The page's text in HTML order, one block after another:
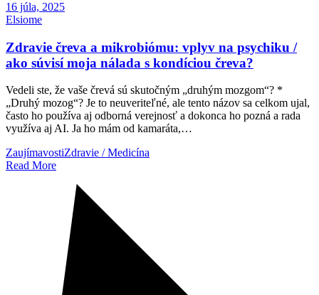
16 júla, 2025
Elsiome
Zdravie čreva a mikrobiómu: vplyv na psychiku /
ako súvisí moja nálada s kondíciou čreva?
Vedeli ste, že vaše črevá sú skutočným „druhým mozgom“? *
„Druhý mozog“? Je to neuveriteľné, ale tento názov sa celkom ujal,
často ho používa aj odborná verejnosť a dokonca ho pozná a rada
využíva aj AI. Ja ho mám od kamaráta,…
ZaujímavostiZdravie / Medicína
Read More